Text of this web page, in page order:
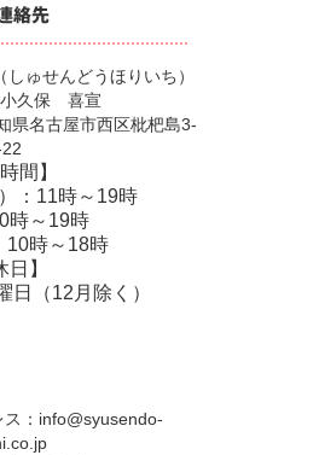
ゅせんどうほりいち）
小久保 喜宣
名古屋市西区枇杷島3-
間】
：11時～19時
時～19時
10時～18時
日】
日（12月除く）
： info@syusendo-